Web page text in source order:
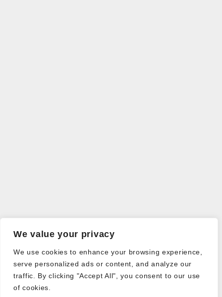
We value your privacy
We use cookies to enhance your browsing experience,
serve personalized ads or content, and analyze our
traffic. By clicking "Accept All", you consent to our use
of cookies.